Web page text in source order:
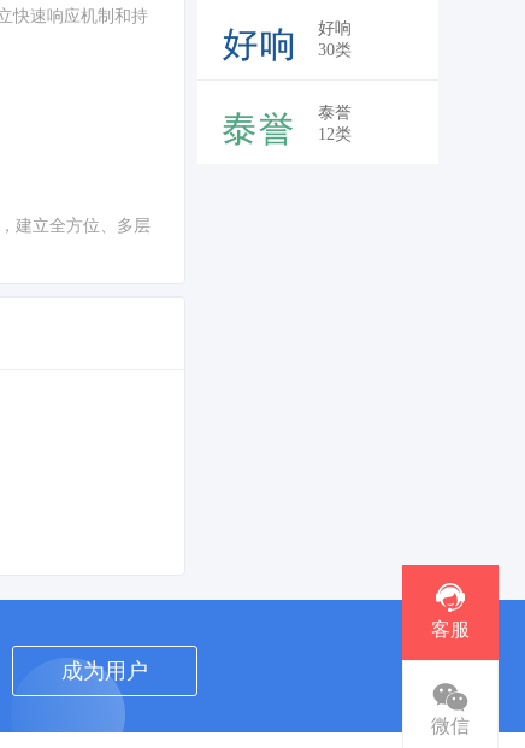
快速响应机制和持
建立全方位、多层
好响
30类
泰誉
12类
成为用户
客服
微信